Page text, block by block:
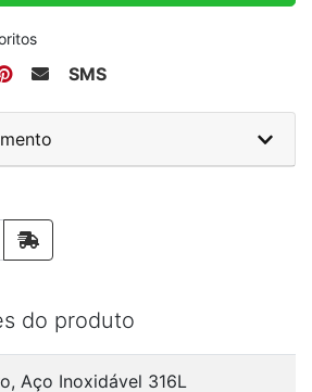
SMS
do produto
Aço Inoxidável 316L